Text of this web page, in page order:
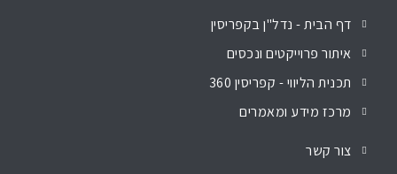
דף הבית - נדל"ן בקפריסין
איתור פרוייקטים ונכסים
תכנית הליווי - קפריסין 360
מרכז מידע ומאמרים
צור קשר